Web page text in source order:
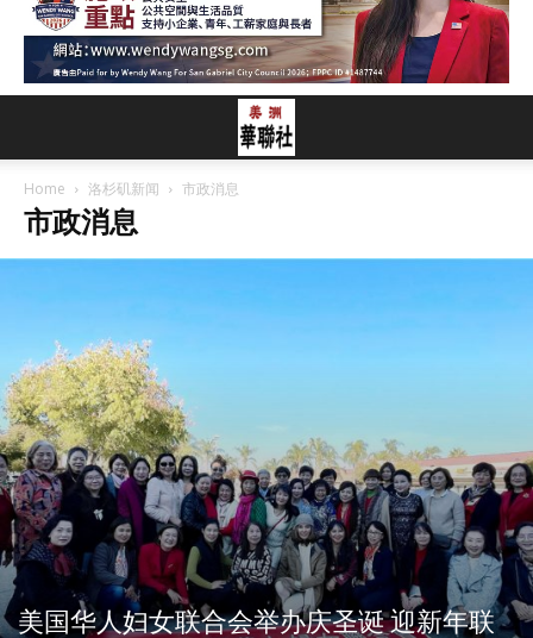
Home 洛杉矶新闻 市政消息
市政消息
美国华人妇女联合会举办庆圣诞 迎新年联